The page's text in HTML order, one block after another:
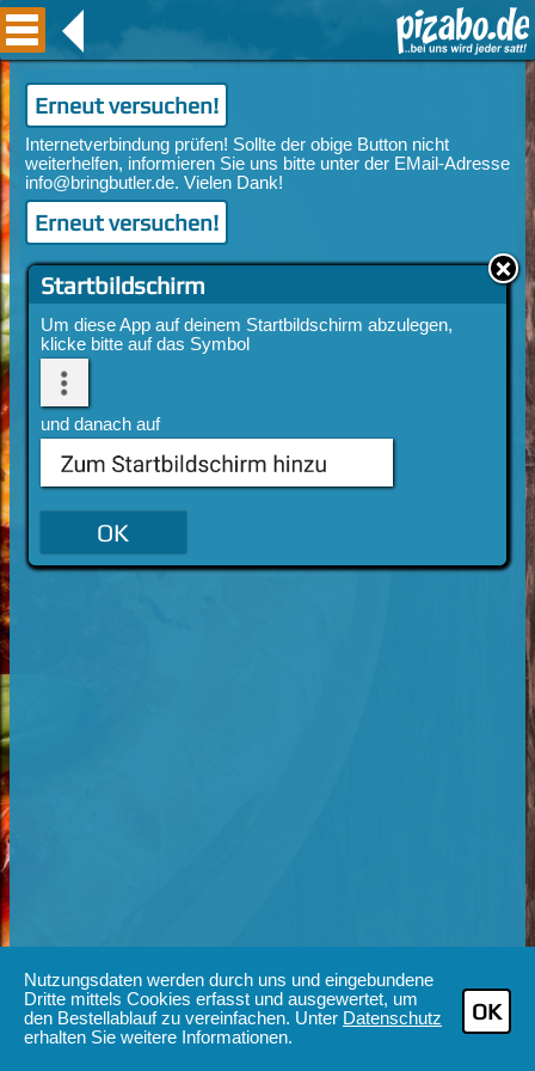
Nutzungsdaten werden durch uns und eingebundene
Dritte mittels Cookies erfasst und ausgewertet, um
den Bestellablauf zu vereinfachen. Unter Datenschutz
erhalten Sie weitere Informationen.
OK
Startbildschirm
Um diese App auf deinem Startbildschirm abzulegen,
klicke bitte auf das Symbol
und danach auf
Erneut versuchen!
Erneut versuchen!